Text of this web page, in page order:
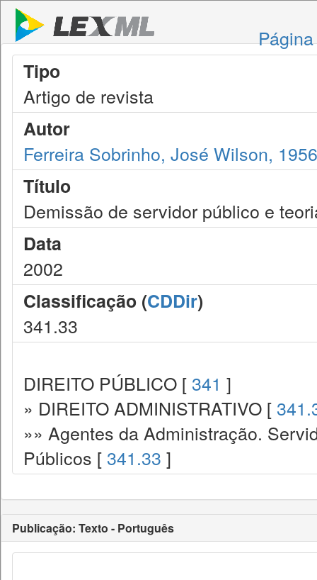
Tipo
Artigo de revista
Autor
Ferreira Sobrinho, José Wilson, 1956
Título
Demissão de servidor público e
Data
2002
Classificação (CDDir)
341.33
DIREITO PÚBLICO [ 341 ]
» DIREITO ADMINISTRATIVO [
»» Agentes da Administração.
Públicos [ 341.33 ]
Publicação: Texto - Português